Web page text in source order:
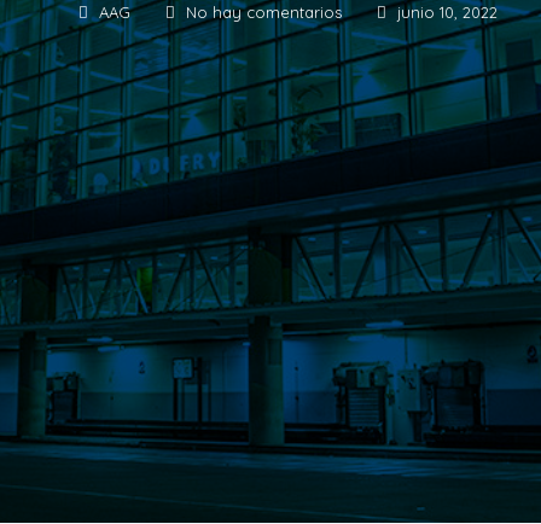
AAG No hay comentarios junio 10, 2022